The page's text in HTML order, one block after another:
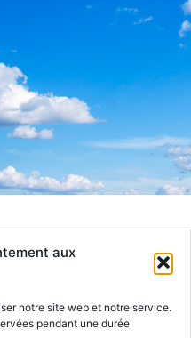
aux
notre site web et notre service.
pendant une durée
Compte
CGS
RGPD